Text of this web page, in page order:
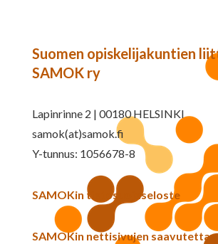
Suomen opiskelijakuntien
SAMOK ry
Lapinrinne 2 | 00180 HELSINKI
samok(at)samok.fi
Y-tunnus: 1056678-8
SAMOKin tietosuojaseloste
SAMOKin nettisivujen